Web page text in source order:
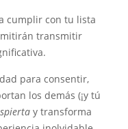
cumplir con tu lista
transmitir
para consentir,
los demás (¡y tú
y transforma